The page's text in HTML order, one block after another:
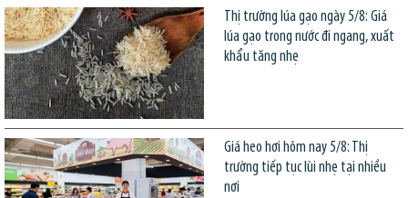
Thị trường lúa gạo ngày 5/8: Giá
lúa gạo trong nước đi ngang, xuất
khẩu tăng nhẹ
Giá heo hơi hôm nay 5/8: Thị
trường tiếp tục lùi nhẹ tại nhiều
nơi